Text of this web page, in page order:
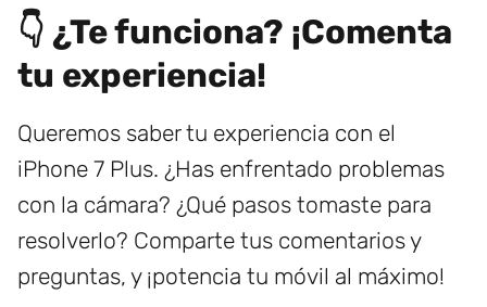
👇 ¿Te funciona? ¡Comenta
tu experiencia!
Queremos saber tu experiencia con el
iPhone 7 Plus. ¿Has enfrentado problemas
con la cámara? ¿Qué pasos tomaste para
resolverlo? Comparte tus comentarios y
preguntas, y ¡potencia tu móvil al máximo!